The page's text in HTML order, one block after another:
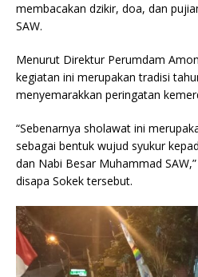
membacakan dzikir, doa, dan
SAW.
Menurut Direktur Perumdam
kegiatan ini merupakan tradisi
menyemarakkan peringatan
“Sebenarnya sholawat ini
sebagai bentuk wujud syukur
dan Nabi Besar Muhammad
disapa Sokek tersebut.